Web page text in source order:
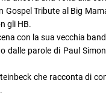
Tribute al Big
gli HB.
con la sua vecchia
parole di Paul
che racconta di